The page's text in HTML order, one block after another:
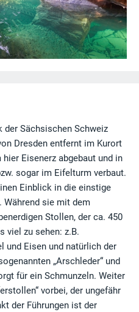
der Sächsischen Schweiz
Dresden entfernt im Kurort
Eisenerz abgebaut und in
sogar im Eifelturm verbaut.
Einblick in die einstige
Während sie mit dem
Stollen, der ca. 450
viel zu sehen: z.B.
und Eisen und natürlich der
„Arschleder“ und
für ein Schmunzeln. Weiter
vorbei, der ungefähr
der Führungen ist der